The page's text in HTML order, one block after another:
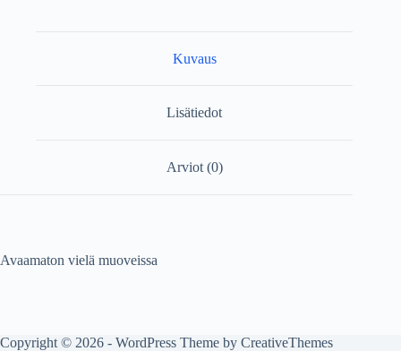
Kuvaus
Lisätiedot
Arviot (0)
Avaamaton vielä muoveissa
Copyright © 2026 - WordPress Theme by CreativeThemes